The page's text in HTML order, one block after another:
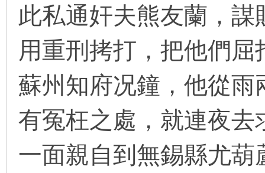
此私通奸夫熊友蘭，
用重刑拷打，把他們
蘇州知府况鐘，他從
有冤枉之處，就連夜
一面親自到無錫縣尤葫